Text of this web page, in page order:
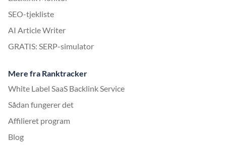
SEO-tjekliste
AI Article Writer
GRATIS: SERP-simulator
Mere fra Ranktracker
White Label SaaS Backlink Service
Sådan fungerer det
Affilieret program
Blog